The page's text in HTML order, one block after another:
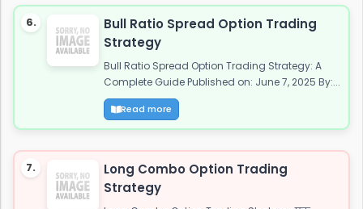
6.
Bull Ratio Spread Option Trading
Strategy
Bull Ratio Spread Option Trading Strategy: A
Complete Guide Published on: June 7, 2025 By:...
Read more
7.
Long Combo Option Trading
Strategy